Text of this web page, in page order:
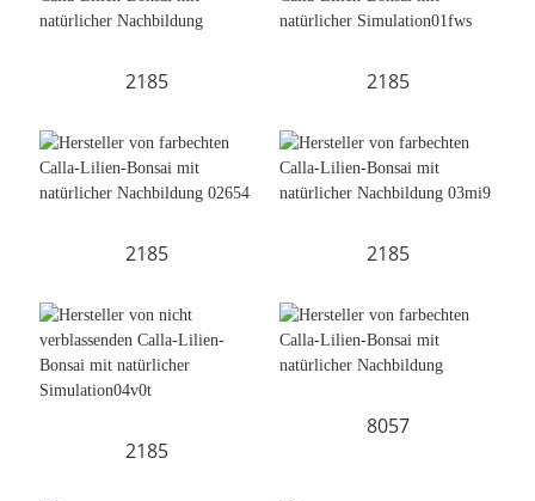
2185 2185
2185 2185
2185
8057